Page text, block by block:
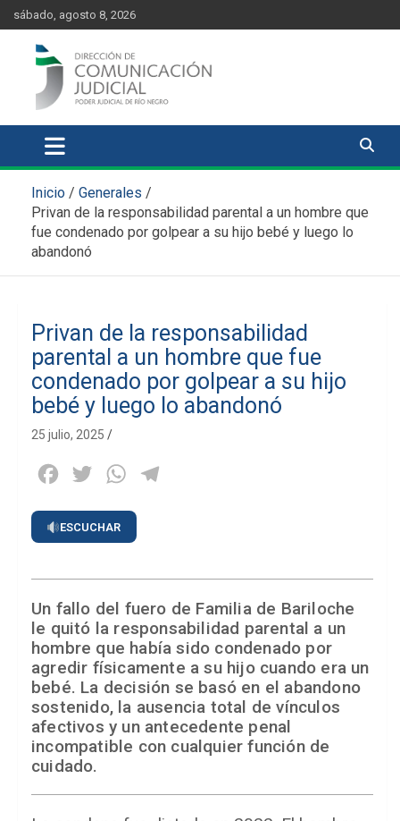
content
Skip
to
content
sábado, agosto 8, 2026
Comunicación Judicial
Inicio
Generales
Privan de la responsabilidad parental a un hombre que
fue condenado por golpear a su hijo bebé y luego lo
abandonó
Privan de la responsabilidad
parental a un hombre que fue
condenado por golpear a su hijo
bebé y luego lo abandonó
25 julio, 2025
Facebook
Twitter WhatsApp
ESCUCHAR
Un fallo del fuero de Familia de Bariloche
le quitó la responsabilidad parental a un
hombre que había sido condenado por
agredir físicamente a su hijo cuando era un
bebé. La decisión se basó en el abandono
sostenido, la ausencia total de vínculos
afectivos y un antecedente penal
incompatible con cualquier función de
cuidado.